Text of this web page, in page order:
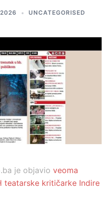
UNCATEGORISED
je objavio veoma
teatarske kritičarke Indire